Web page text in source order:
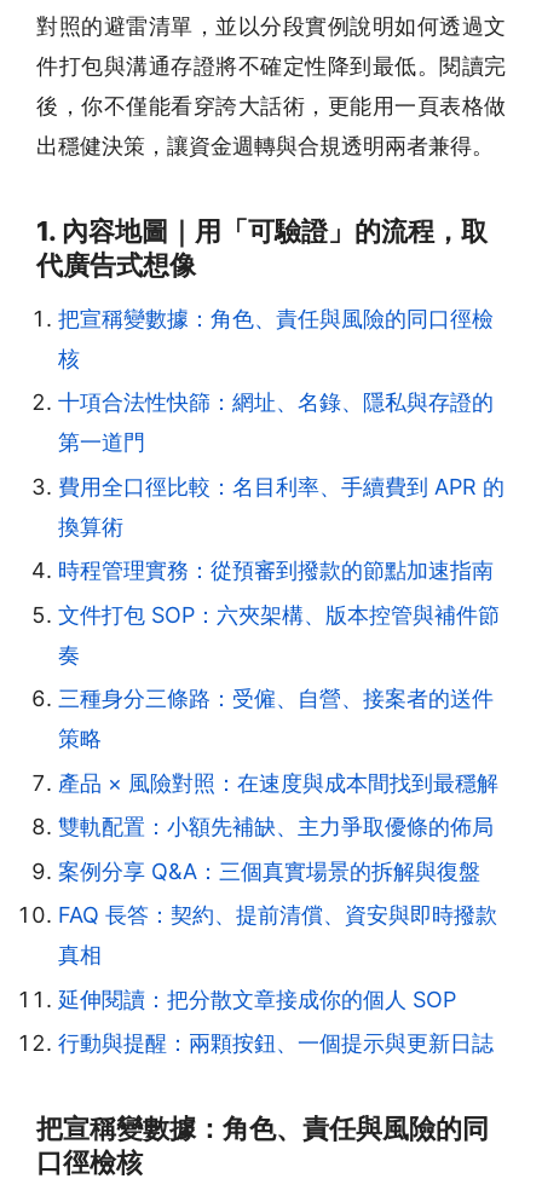
對照的避雷清單，並以分段實例說明如何透過文
件打包與溝通存證將不確定性降到最低。閱讀完
後，你不僅能看穿誇大話術，更能用一頁表格做
出穩健決策，讓資金週轉與合規透明兩者兼得。
1. 內容地圖｜用「可驗證」的流程，取
代廣告式想像
把宣稱變數據：角色、責任與風險的同口徑檢
核
十項合法性快篩：網址、名錄、隱私與存證的
第一道門
費用全口徑比較：名目利率、手續費到 APR 的
換算術
時程管理實務：從預審到撥款的節點加速指南
文件打包 SOP：六夾架構、版本控管與補件節
奏
三種身分三條路：受僱、自營、接案者的送件
策略
產品 × 風險對照：在速度與成本間找到最穩解
雙軌配置：小額先補缺、主力爭取優條的佈局
案例分享 Q&A：三個真實場景的拆解與復盤
FAQ 長答：契約、提前清償、資安與即時撥款
真相
延伸閱讀：把分散文章接成你的個人 SOP
行動與提醒：兩顆按鈕、一個提示與更新日誌
把宣稱變數據：角色、責任與風險的同
口徑檢核